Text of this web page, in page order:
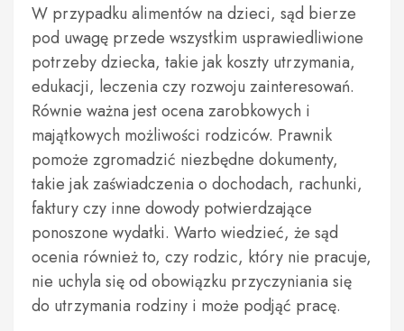
W przypadku alimentów na dzieci, sąd bierze
pod uwagę przede wszystkim usprawiedliwione
potrzeby dziecka, takie jak koszty utrzymania,
edukacji, leczenia czy rozwoju zainteresowań.
Równie ważna jest ocena zarobkowych i
majątkowych możliwości rodziców. Prawnik
pomoże zgromadzić niezbędne dokumenty,
takie jak zaświadczenia o dochodach, rachunki,
faktury czy inne dowody potwierdzające
ponoszone wydatki. Warto wiedzieć, że sąd
ocenia również to, czy rodzic, który nie pracuje,
nie uchyla się od obowiązku przyczyniania się
do utrzymania rodziny i może podjąć pracę.